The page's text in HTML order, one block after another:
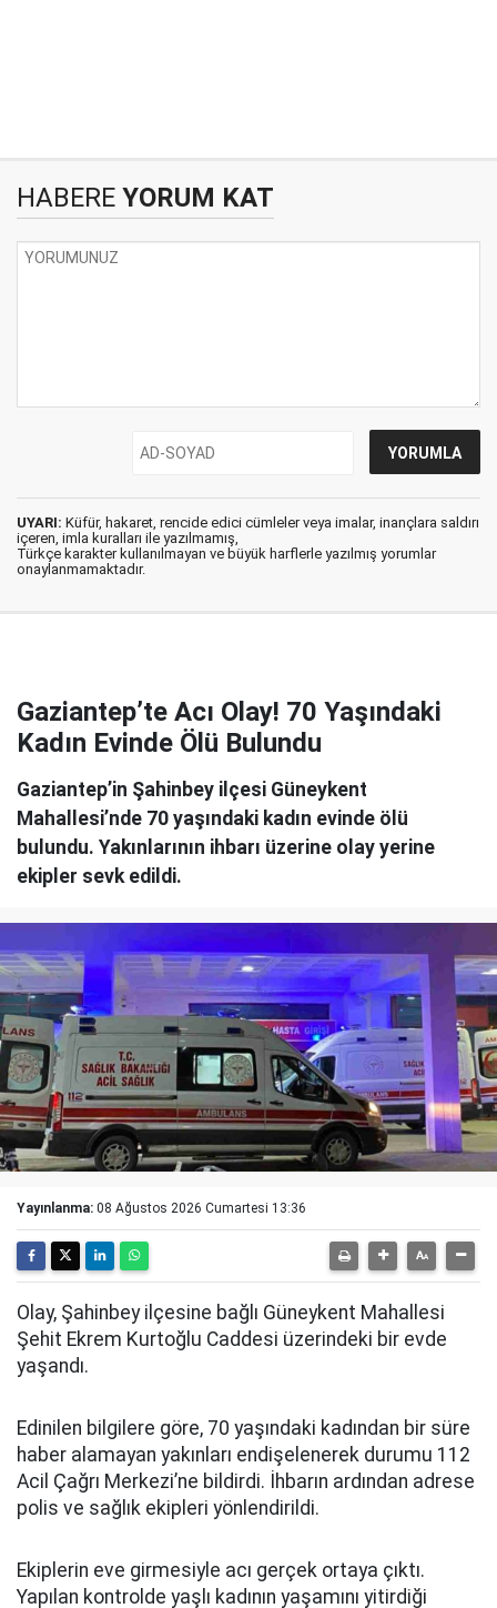
HABERE YORUM KAT
UYARI: Küfür, hakaret, rencide edici cümleler veya imalar, inançlara saldırı
içeren, imla kuralları ile yazılmamış,
Türkçe karakter kullanılmayan ve büyük harflerle yazılmış yorumlar
onaylanmamaktadır.
Gaziantep’te Acı Olay! 70 Yaşındaki
Kadın Evinde Ölü Bulundu
Gaziantep’in Şahinbey ilçesi Güneykent
Mahallesi’nde 70 yaşındaki kadın evinde ölü
bulundu. Yakınlarının ihbarı üzerine olay yerine
ekipler sevk edildi.
Yayınlanma: 08 Ağustos 2026 Cumartesi 13:36
Olay, Şahinbey ilçesine bağlı Güneykent Mahallesi
Şehit Ekrem Kurtoğlu Caddesi üzerindeki bir evde
yaşandı.
Edinilen bilgilere göre, 70 yaşındaki kadından bir süre
haber alamayan yakınları endişelenerek durumu 112
Acil Çağrı Merkezi’ne bildirdi. İhbarın ardından adrese
polis ve sağlık ekipleri yönlendirildi.
Ekiplerin eve girmesiyle acı gerçek ortaya çıktı.
Yapılan kontrolde yaşlı kadının yaşamını yitirdiği